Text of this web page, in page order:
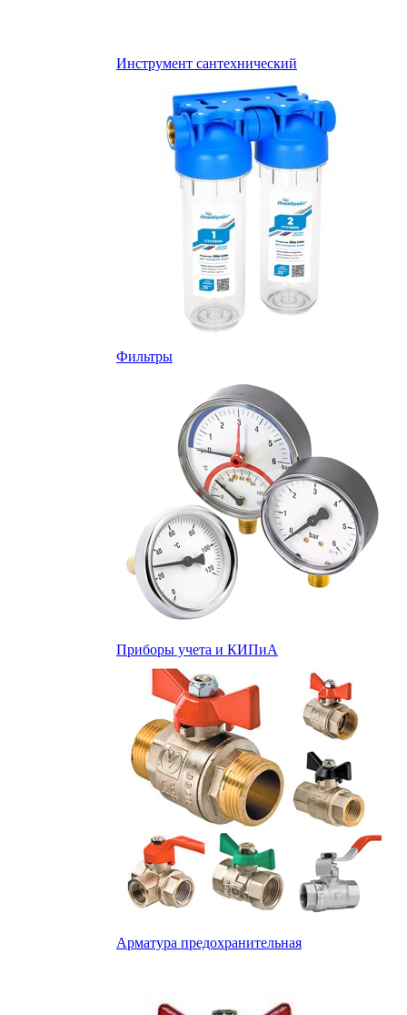
Инструмент сантехнический
Фильтры
Приборы учета и КИПиА
Арматура предохранительная